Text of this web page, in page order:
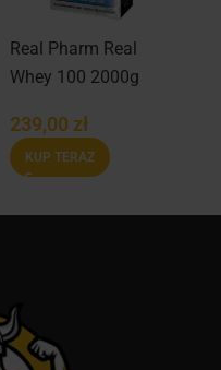
Real Pharm Real
Whey 100 2000g
239,00 zł
KUP TERAZ